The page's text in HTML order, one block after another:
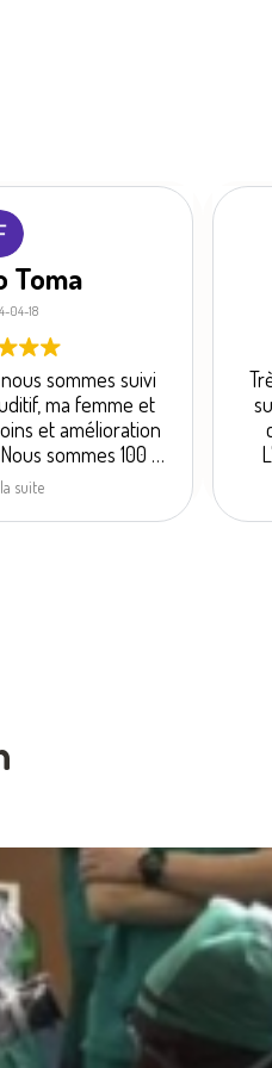
Toma
04-18
sommes suivi
ma femme et
et amélioration
sommes 100 %
du suivi de
ce centre et
suite